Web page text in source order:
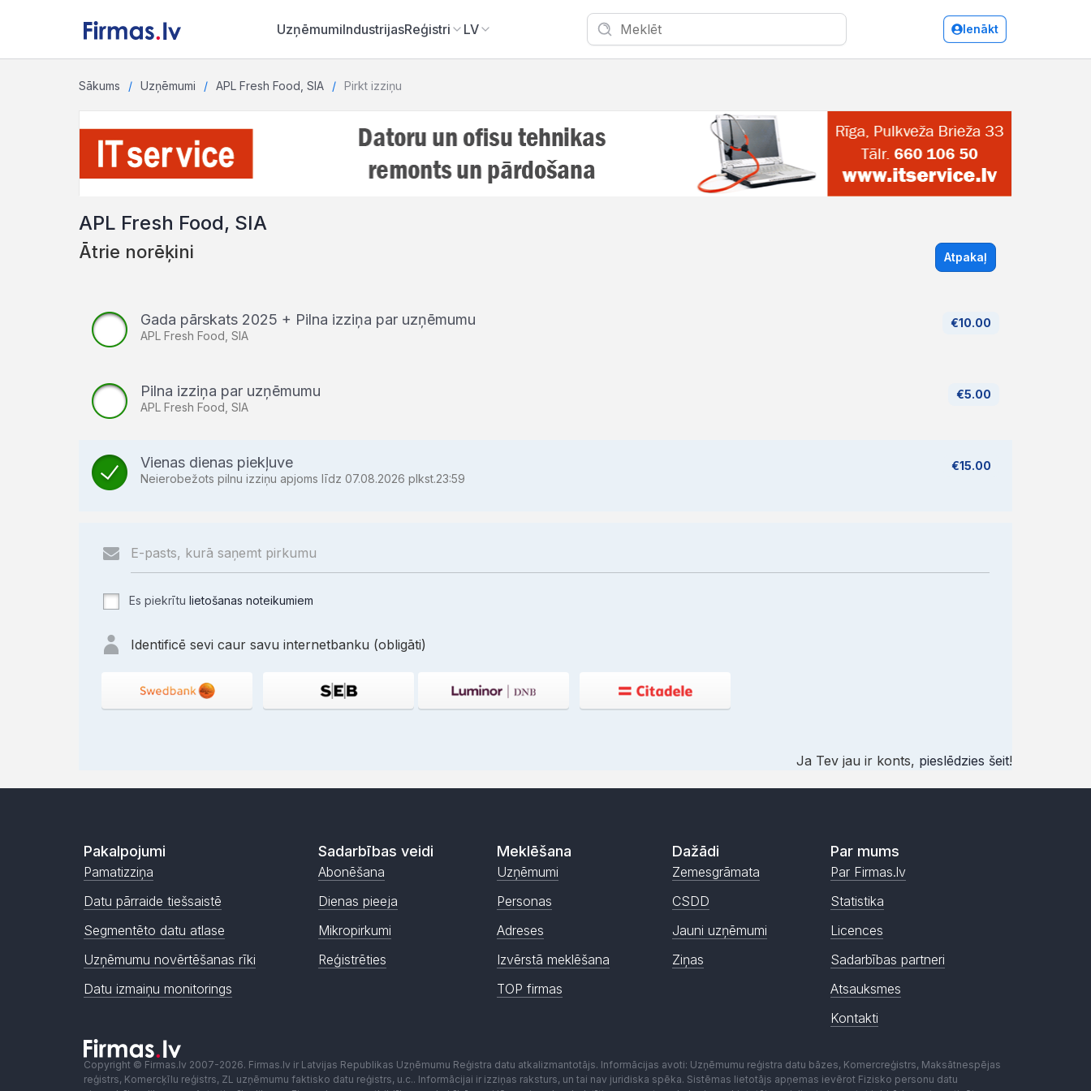
UzņēmumiIndustrijasReģistri LV Ienākt
Sākums Uzņēmumi APL Fresh Food, SIA Pirkt izziņu
APL Fresh Food, SIA
Ātrie norēķini Atpakaļ
€10.00
Gada pārskats 2025 + Pilna izziņa par uzņēmumu
APL Fresh Food, SIA
€5.00
Pilna izziņa par uzņēmumu
APL Fresh Food, SIA
€15.00
Vienas dienas piekļuve
Neierobežots pilnu izziņu apjoms līdz 07.08.2026 plkst.23:59
Es piekrītu lietošanas noteikumiem
Identificē sevi caur savu internetbanku (obligāti)
Ja Tev jau ir konts, pieslēdzies šeit!
Pakalpojumi
Pamatizziņa
Datu pārraide tiešsaistē
Segmentēto datu atlase
Uzņēmumu novērtēšanas rīki
Datu izmaiņu monitorings
Sadarbības veidi
Abonēšana
Dienas pieeja
Mikropirkumi
Reģistrēties
Meklēšana
Uzņēmumi
Personas
Adreses
Izvērstā meklēšana
TOP firmas
Dažādi
Zemesgrāmata
CSDD
Jauni uzņēmumi
Ziņas
Par mums
Par Firmas.lv
Statistika
Licences
Sadarbības partneri
Atsauksmes
Kontakti
Copyright © Firmas.lv 2007-2026. Firmas.lv ir Latvijas Republikas Uzņēmumu Reģistra datu atkalizmantotājs. Informācijas avoti: Uzņēmumu reģistra datu bāzes, Komercreģistrs, Maksātnespējas
reģistrs, Komercķīlu reģistrs, ZL uzņēmumu faktisko datu reģistrs, u.c.. Informācijai ir izziņas raksturs, un tai nav juridiska spēka. Sistēmas lietotājs apņemas ievērot Fizisko personu datu